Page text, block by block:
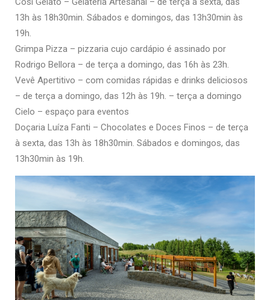
13h às 18h30min. Sábados e domingos, das 13h30min às
19h.
Grimpa Pizza – pizzaria cujo cardápio é assinado por
Rodrigo Bellora – de terça a domingo, das 16h às 23h.
Vevê Apertitivo – com comidas rápidas e drinks deliciosos
– de terça a domingo, das 12h às 19h. – terça a domingo
Cielo – espaço para eventos
Doçaria Luíza Fanti – Chocolates e Doces Finos – de terça
à sexta, das 13h às 18h30min. Sábados e domingos, das
13h30min às 19h.